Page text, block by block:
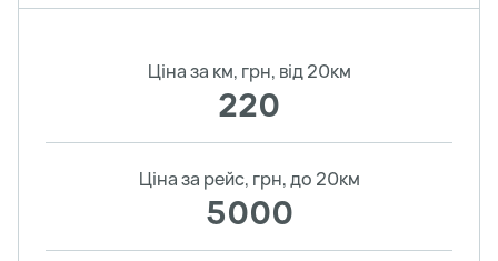
Ціна за км, грн, від 20км
220
Ціна за рейс, грн, до 20км
5000